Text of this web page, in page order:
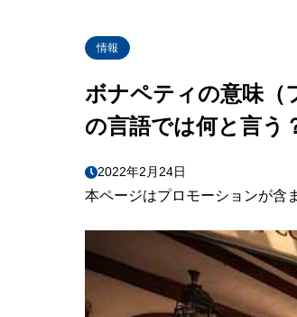
情報
ボナペティの意味（
の言語では何と言う
2022年2月24日
本ページはプロモーションが含